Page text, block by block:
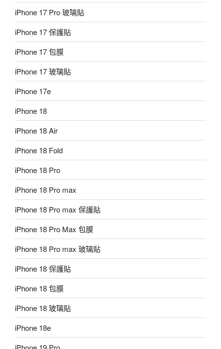
iPhone 17 Pro 玻璃貼
iPhone 17 保護貼
iPhone 17 包膜
iPhone 17 玻璃貼
iPhone 17e
iPhone 18
iPhone 18 Air
iPhone 18 Fold
iPhone 18 Pro
iPhone 18 Pro max
iPhone 18 Pro max 保護貼
iPhone 18 Pro Max 包膜
iPhone 18 Pro max 玻璃貼
iPhone 18 保護貼
iPhone 18 包膜
iPhone 18 玻璃貼
iPhone 18e